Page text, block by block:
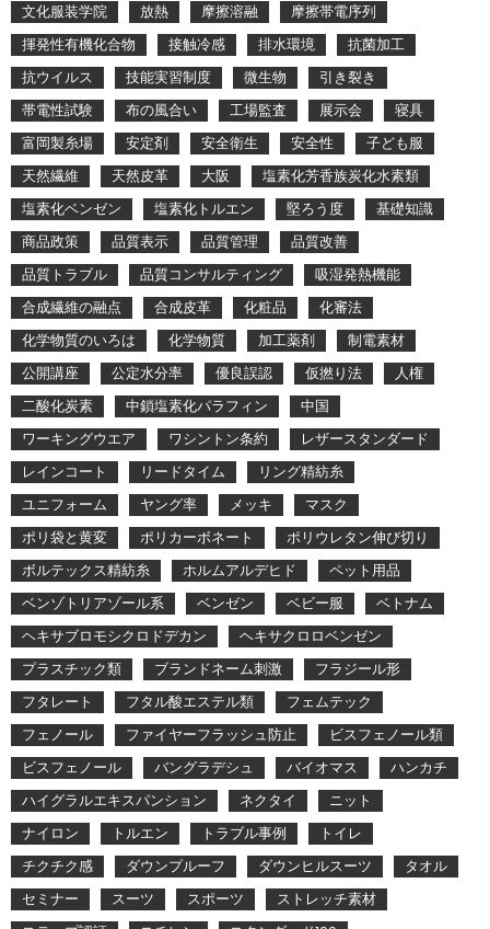
文化服装学院
放熱 摩擦溶融
摩擦帯電序列
揮発性有機化合物
接触冷感 排水環境
抗菌加工
抗ウイルス
技能実習制度 微生物
引き裂き
帯電性試験
布の風合い 工場監査 展示会
寝具
富岡製糸場
安定剤 安全衛生 安全性
子ども服
天然繊維
天然皮革 大阪
塩素化芳香族炭化水素類
塩素化ベンゼン
塩素化トルエン 堅ろう度
基礎知識
商品政策
品質表示 品質管理
品質改善
品質トラブル
品質コンサルティング
吸湿発熱機能
合成繊維の融点
合成皮革 化粧品
化審法
化学物質のいろは
化学物質 加工薬剤
制電素材
公開講座
公定水分率 優良誤認 仮撚り法
人権
二酸化炭素
中鎖塩素化パラフィン
中国
ワーキングウエア
ワシントン条約
レザースタンダード
レインコート
リードタイム
リング精紡糸
ユニフォーム
ヤング率 メッキ
マスク
ポリ袋と黄変
ポリカーボネート
ポリウレタン伸び切り
ボルテックス精紡糸
ホルムアルデヒド
ペット用品
ベンゾトリアゾール系
ベンゼン ベビー服
ベトナム
ヘキサブロモシクロドデカン
ヘキサクロロベンゼン
プラスチック類
ブランドネーム刺激
フラジール形
フタレート
フタル酸エステル類
フェムテック
フェノール
ファイヤーフラッシュ防止
ビスフェノール類
ビスフェノール
バングラデシュ バイオマス
ハンカチ
ハイグラルエキスパンション
ネクタイ
ニット
ナイロン
トルエン トラブル事例
トイレ
チクチク感
ダウンプルーフ ダウンヒルスーツ
タオル
セミナー
スーツ スポーツ
ストレッチ素材